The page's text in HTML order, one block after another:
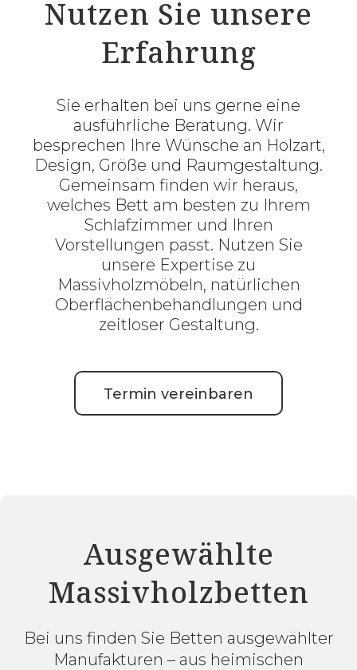
Nutzen Sie unsere
Erfahrung
Sie erhalten bei uns gerne eine
ausführliche Beratung. Wir
besprechen Ihre Wünsche an Holzart,
Design, Größe und Raumgestaltung.
Gemeinsam finden wir heraus,
welches Bett am besten zu Ihrem
Schlafzimmer und Ihren
Vorstellungen passt. Nutzen Sie
unsere Expertise zu
Massivholzmöbeln, natürlichen
Oberflächenbehandlungen und
zeitloser Gestaltung.
Termin vereinbaren
Ausgewählte
Massivholzbetten
Bei uns finden Sie Betten ausgewählter
Manufakturen – aus heimischen